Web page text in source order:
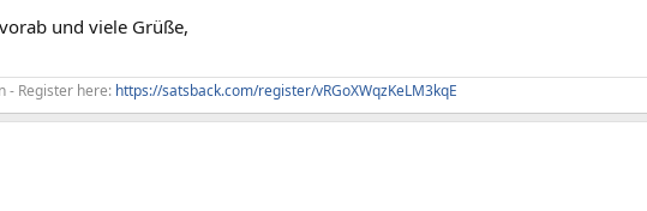
und viele Grüße,
- Register here: https://satsback.com/register/vRGoXWqzKeLM3kqE